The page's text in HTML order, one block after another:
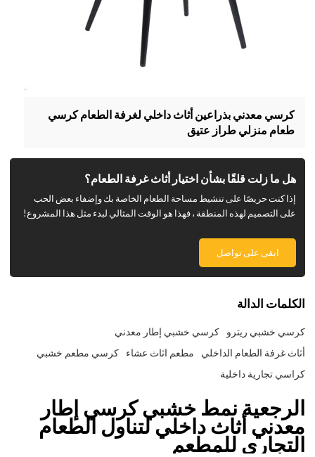
كرسي معدني بذراعين أثاث داخلي لغرفة الطعام كرسي
طعام منزلي طراز عتيق
هل ما زلت قلقًا بشأن اختيار أثاث غرفة الطعام؟
إذا كنت حريصًا على تنشيط مساحة الطعام الخاصة بك وإضفاء بعض الحب
على التصميم لهذه المنطقة ، فهذا هو الوقت المثالي لبدء مثل هذا المشروع!
ابقى على تواصل
الكلمات الدالة
كرسي خشبي ريترو
كرسي خشبي إطار معدني
أثاث غرفة الطعام الداخلي
مطعم اثاث عشاء
كرسي مطعم خشبي
كراسي تجارية داخلية
الرجعية نمط خشبي كرسي إطار
معدني أثاث داخلي لتناول الطعام
التجاري للمطعم